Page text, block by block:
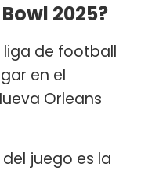
2025?
liga de football
en el
Orleans
juego es la